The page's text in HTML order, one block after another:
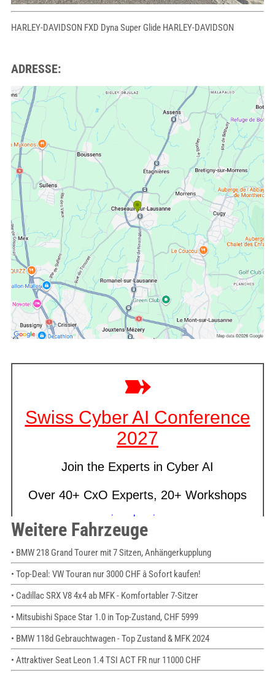
HARLEY-DAVIDSON FXD Dyna Super Glide HARLEY-DAVIDSON
ADRESSE:
Weitere Fahrzeuge
• BMW 218 Grand Tourer mit 7 Sitzen, Anhängerkupplung
• Top-Deal: VW Touran nur 3000 CHF â Sofort kaufen!
• Cadillac SRX V8 4x4 ab MFK - Komfortabler 7-Sitzer
• Mitsubishi Space Star 1.0 in Top-Zustand, CHF 5999
• BMW 118d Gebrauchtwagen - Top Zustand & MFK 2024
• Attraktiver Seat Leon 1.4 TSI ACT FR nur 11000 CHF